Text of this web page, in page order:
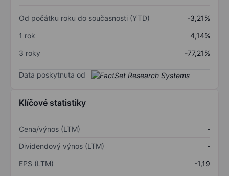
Od počátku roku do současnosti (YTD)
-3,21%
1 rok
4,14%
3 roky
-77,21%
Data poskytnuta od
Klíčové statistiky
Cena/výnos (LTM)
-
Dividendový výnos (LTM)
-
EPS (LTM)
-1,19